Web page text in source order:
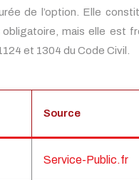
de l’option. Elle
mais elle est
et 1304 du Code Civil.
Source
Service-Public.fr